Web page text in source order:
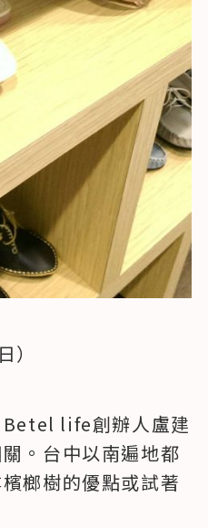
Betel life創辦人盧建
。台中以南遍地都
榔樹的優點或試著